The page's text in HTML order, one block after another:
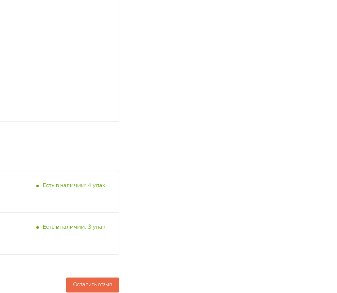
Есть в наличии: 4 упак
Есть в наличии: 3 упак
Оставить отзыв